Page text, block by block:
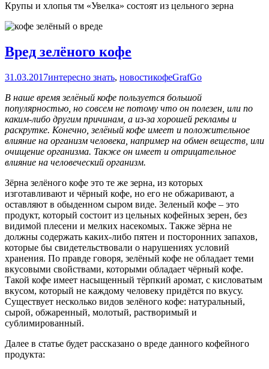
Крупы и хлопья тм «Увелка» состоят из цельного зерна
Вред зелёного кофе
31.03.2017интересно знать, новостикофеGrafGo
В наше время зелёный кофе пользуется большой
популярностью, но совсем не потому что он полезен, или по
каким-либо другим причинам, а из-за хорошей рекламы и
раскрутке. Конечно, зелёный кофе имеет и положительное
влияние на организм человека, например на обмен веществ, или
очищение организма. Также он имеет и отрицательное
влияние на человеческий организм.
Зёрна зелёного кофе это те же зерна, из которых
изготавливают и чёрный кофе, но его не обжаривают, а
оставляют в обыденном сыром виде. Зеленый кофе – это
продукт, который состоит из цельных кофейных зерен, без
видимой плесени и мелких насекомых. Также зёрна не
должны содержать каких-либо пятен и посторонних запахов,
которые бы свидетельствовали о нарушениях условий
хранения. По правде говоря, зелёный кофе не обладает теми
вкусовыми свойствами, которыми обладает чёрный кофе.
Такой кофе имеет насыщенный тёрпкий аромат, с кисловатым
вкусом, который не каждому человеку придётся по вкусу.
Существует несколько видов зелёного кофе: натуральный,
сырой, обжаренный, молотый, растворимый и
сублимированный.
Далее в статье будет рассказано о вреде данного кофейного
продукта: